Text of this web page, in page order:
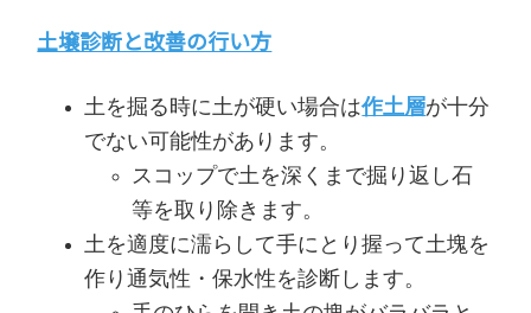
土壌診断と改善の行い方
土を掘る時に土が硬い場合は作土層が十分
でない可能性があります。
スコップで土を深くまで掘り返し石
等を取り除きます。
土を適度に濡らして手にとり握って土塊を
作り通気性・保水性を診断します。